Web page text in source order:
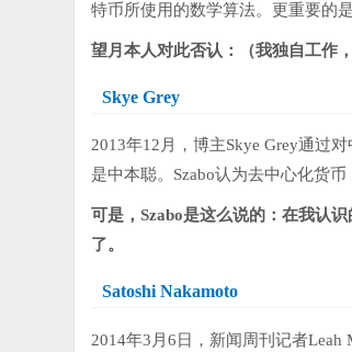
特币所使用的数学算法。更重要的
望月本人对此否认：（我独自工
Skye Grey
2013年12月，博主Skye Grey通过
是中本聪。Szabo认为去中心化货
可是，Szabo是这么说的：在我认
了。
Satoshi Nakamoto
2014年3月6日，新闻周刊记者Leah